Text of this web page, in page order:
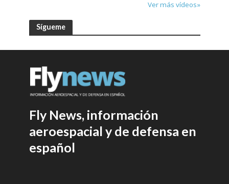
Ver más vídeos»
Sígueme
Fly News, información
aeroespacial y de defensa en
español